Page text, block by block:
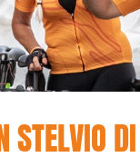
STELVIO